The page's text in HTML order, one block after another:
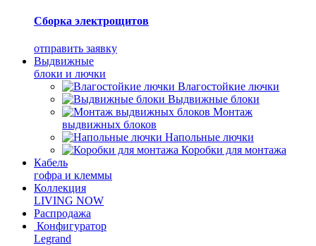
Сборка электрощитов
отправить заявку
Выдвижные
блоки и лючки
Влагостойкие лючки
Выдвижные блоки
Монтаж
выдвижных блоков
Напольные лючки
Коробки для монтажа
Кабель
гофра и клеммы
Коллекция
LIVING NOW
Распродажа
Конфигуратор
Legrand